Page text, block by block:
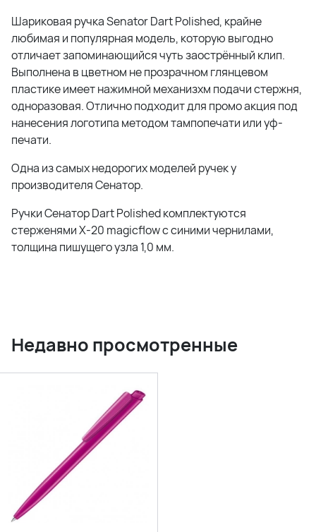
Шариковая ручка Senator Dart Polished, крайне
любимая и популярная модель, которую выгодно
отличает запоминающийся чуть заострённый клип.
Выполнена в цветном не прозрачном глянцевом
пластике имеет нажимной механизхм подачи стержня,
одноразовая. Отлично подходит для промо акция под
нанесения логотипа методом тампопечати или уф-
печати.
Одна из самых недорогих моделей ручек у
производителя Сенатор.
Ручки Сенатор Dart Polished комплектуются
стерженями X-20 magicflow с синими чернилами,
толщина пишущего узла 1,0 мм.
Недавно просмотренные